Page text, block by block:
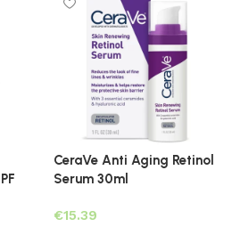
CeraVe Anti Aging Retinol
Serum 30ml
€